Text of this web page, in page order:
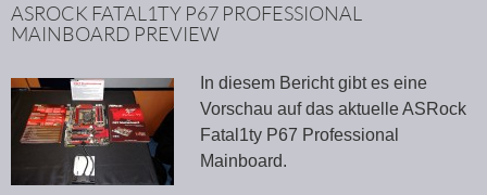
ASROCK FATAL1TY P67 PROFESSIONAL
MAINBOARD PREVIEW
In diesem Bericht gibt es eine
Vorschau auf das aktuelle ASRock
Fatal1ty P67 Professional
Mainboard.